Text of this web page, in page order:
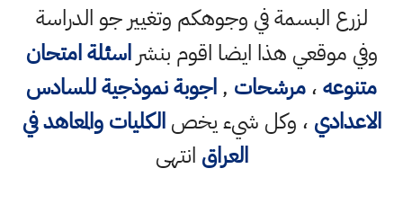
لزرع البسمة في وجوهكم وتغيير جو الدراسة
وفي موقعي هذا ايضا اقوم بنشراسئلة امتحان
متنوعه،مرشحات ,اجوبة نموذجية للسادس
الاعدادي ، وكل شيء يخصالكليات والمعاهد في
العراق انتهى